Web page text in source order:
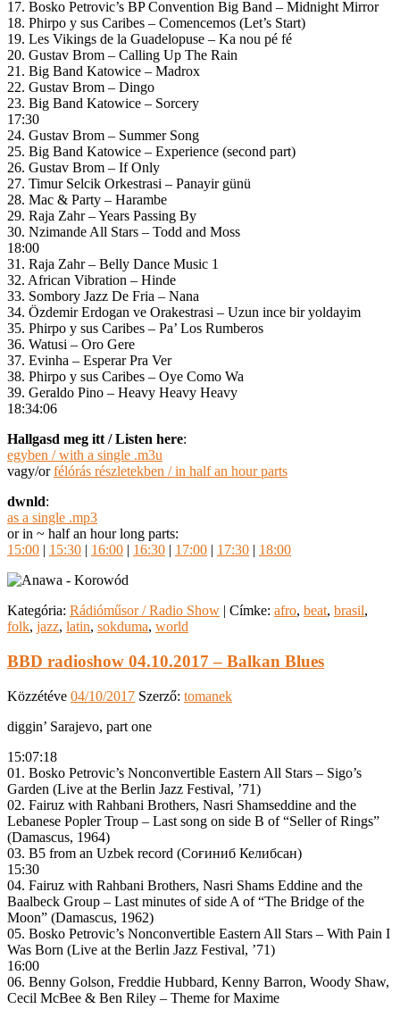
17. Bosko Petrovic’s BP Convention Big Band – Midnight Mirror
18. Phirpo y sus Caribes – Comencemos (Let’s Start)
19. Les Vikings de la Guadelopuse – Ka nou pé fé
20. Gustav Brom – Calling Up The Rain
21. Big Band Katowice – Madrox
22. Gustav Brom – Dingo
23. Big Band Katowice – Sorcery
17:30
24. Gustav Brom – Summer Song
25. Big Band Katowice – Experience (second part)
26. Gustav Brom – If Only
27. Timur Selcik Orkestrasi – Panayir günü
28. Mac & Party – Harambe
29. Raja Zahr – Years Passing By
30. Nzimande All Stars – Todd and Moss
18:00
31. Raja Zahr – Belly Dance Music 1
32. African Vibration – Hinde
33. Sombory Jazz De Fria – Nana
34. Özdemir Erdogan ve Orakestrasi – Uzun ince bir yoldayim
35. Phirpo y sus Caribes – Pa’ Los Rumberos
36. Watusi – Oro Gere
37. Evinha – Esperar Pra Ver
38. Phirpo y sus Caribes – Oye Como Wa
39. Geraldo Pino – Heavy Heavy Heavy
18:34:06
Hallgasd meg itt / Listen here:
egyben / with a single .m3u
vagy/orfélórás részletekben / in half an hour parts
dwnld:
as a single .mp3
or in ~ half an hour long parts:
15:00 | 15:30 | 16:00 | 16:30 | 17:00 | 17:30 | 18:00
Kategória: Rádióműsor / Radio Show | Címke: afro, beat, brasil,
folk, jazz, latin, sokduma, world
BBD radioshow 04.10.2017 – Balkan Blues
Közzétéve 04/10/2017 Szerző: tomanek
diggin’ Sarajevo, part one
15:07:18
01. Bosko Petrovic’s Nonconvertible Eastern All Stars – Sigo’s
Garden (Live at the Berlin Jazz Festival, ’71)
02. Fairuz with Rahbani Brothers, Nasri Shamseddine and the
Lebanese Popler Troup – Last song on side B of “Seller of Rings”
(Damascus, 1964)
03. B5 from an Uzbek record (Соғиниб Келибсан)
15:30
04. Fairuz with Rahbani Brothers, Nasri Shams Eddine and the
Baalbeck Group – Last minutes of side A of “The Bridge of the
Moon” (Damascus, 1962)
05. Bosko Petrovic’s Nonconvertible Eastern All Stars – With Pain I
Was Born (Live at the Berlin Jazz Festival, ’71)
16:00
06. Benny Golson, Freddie Hubbard, Kenny Barron, Woody Shaw,
Cecil McBee & Ben Riley – Theme for Maxime